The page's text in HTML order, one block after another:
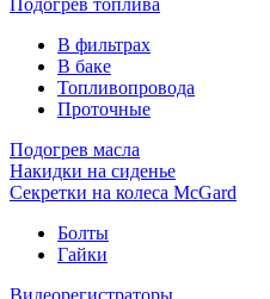
В фильтрах
В баке
Топливопровода
Проточные
Подогрев масла
Накидки на сиденье
Секретки на колеса McGard
Болты
Гайки
Видеорегистраторы